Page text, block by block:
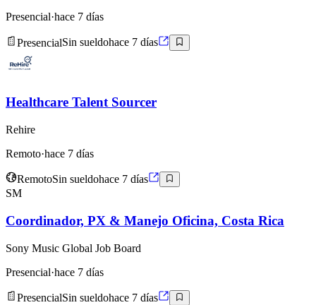
Presencial·hace 7 días
PresencialSin sueldohace 7 días
Healthcare Talent Sourcer
Rehire
Remoto·hace 7 días
RemotoSin sueldohace 7 días
SM
Coordinador, PX & Manejo Oficina, Costa Rica
Sony Music Global Job Board
Presencial·hace 7 días
PresencialSin sueldohace 7 días